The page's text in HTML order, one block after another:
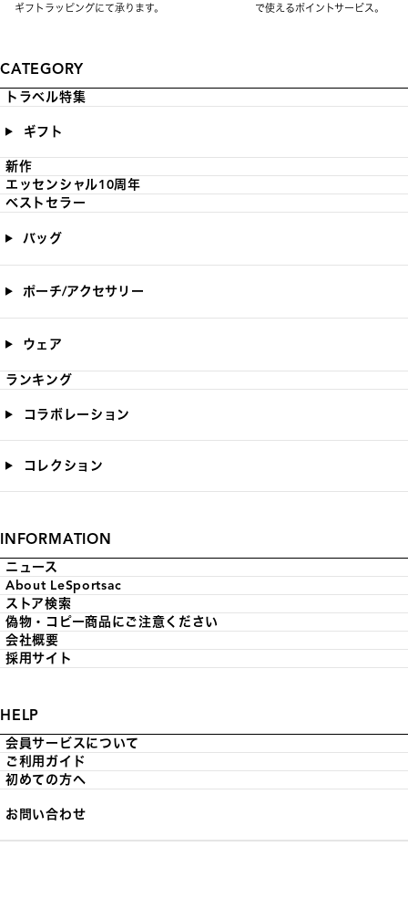
ギフトラッピングにて承ります。
で使えるポイントサービス。
CATEGORY
トラベル特集
ギフト
新作
エッセンシャル10周年
ベストセラー
バッグ
ポーチ/アクセサリー
ウェア
ランキング
コラボレーション
コレクション
INFORMATION
ニュース
About LeSportsac
ストア検索
偽物・コピー商品にご注意ください
会社概要
採用サイト
HELP
会員サービスについて
ご利用ガイド
初めての方へ
お問い合わせ